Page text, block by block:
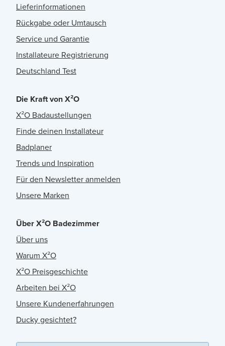
Lieferinformationen
Rückgabe oder Umtausch
Service und Garantie
Installateure Registrierung
Deutschland Test
Die Kraft von X²O
X²O Badaustellungen
Finde deinen Installateur
Badplaner
Trends und Inspiration
Für den Newsletter anmelden
Unsere Marken
Über X²O Badezimmer
Über uns
Warum X²O
X²O Preisgeschichte
Arbeiten bei X²O
Unsere Kundenerfahrungen
Ducky gesichtet?